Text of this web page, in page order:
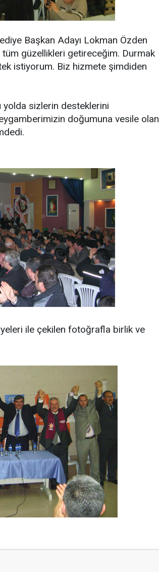
Başkan Adayı Lokman Özden
tüm güzellikleri getireceğim. Durmak
istiyorum. Biz hizmete şimdiden
yolda sizlerin desteklerini
doğumuna vesile olan
ile çekilen fotoğrafla birlik ve